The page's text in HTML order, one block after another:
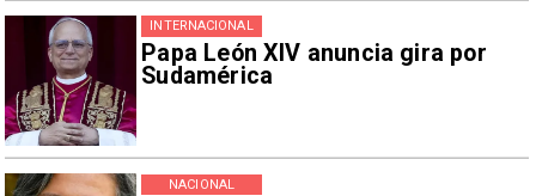
Papa León XIV anuncia gira por
Sudamérica
INTERNACIONAL
NACIONAL